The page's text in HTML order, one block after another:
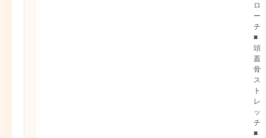
ロ
ー
チ
■
頭
蓋
骨
ス
ト
レ
ッ
チ
■